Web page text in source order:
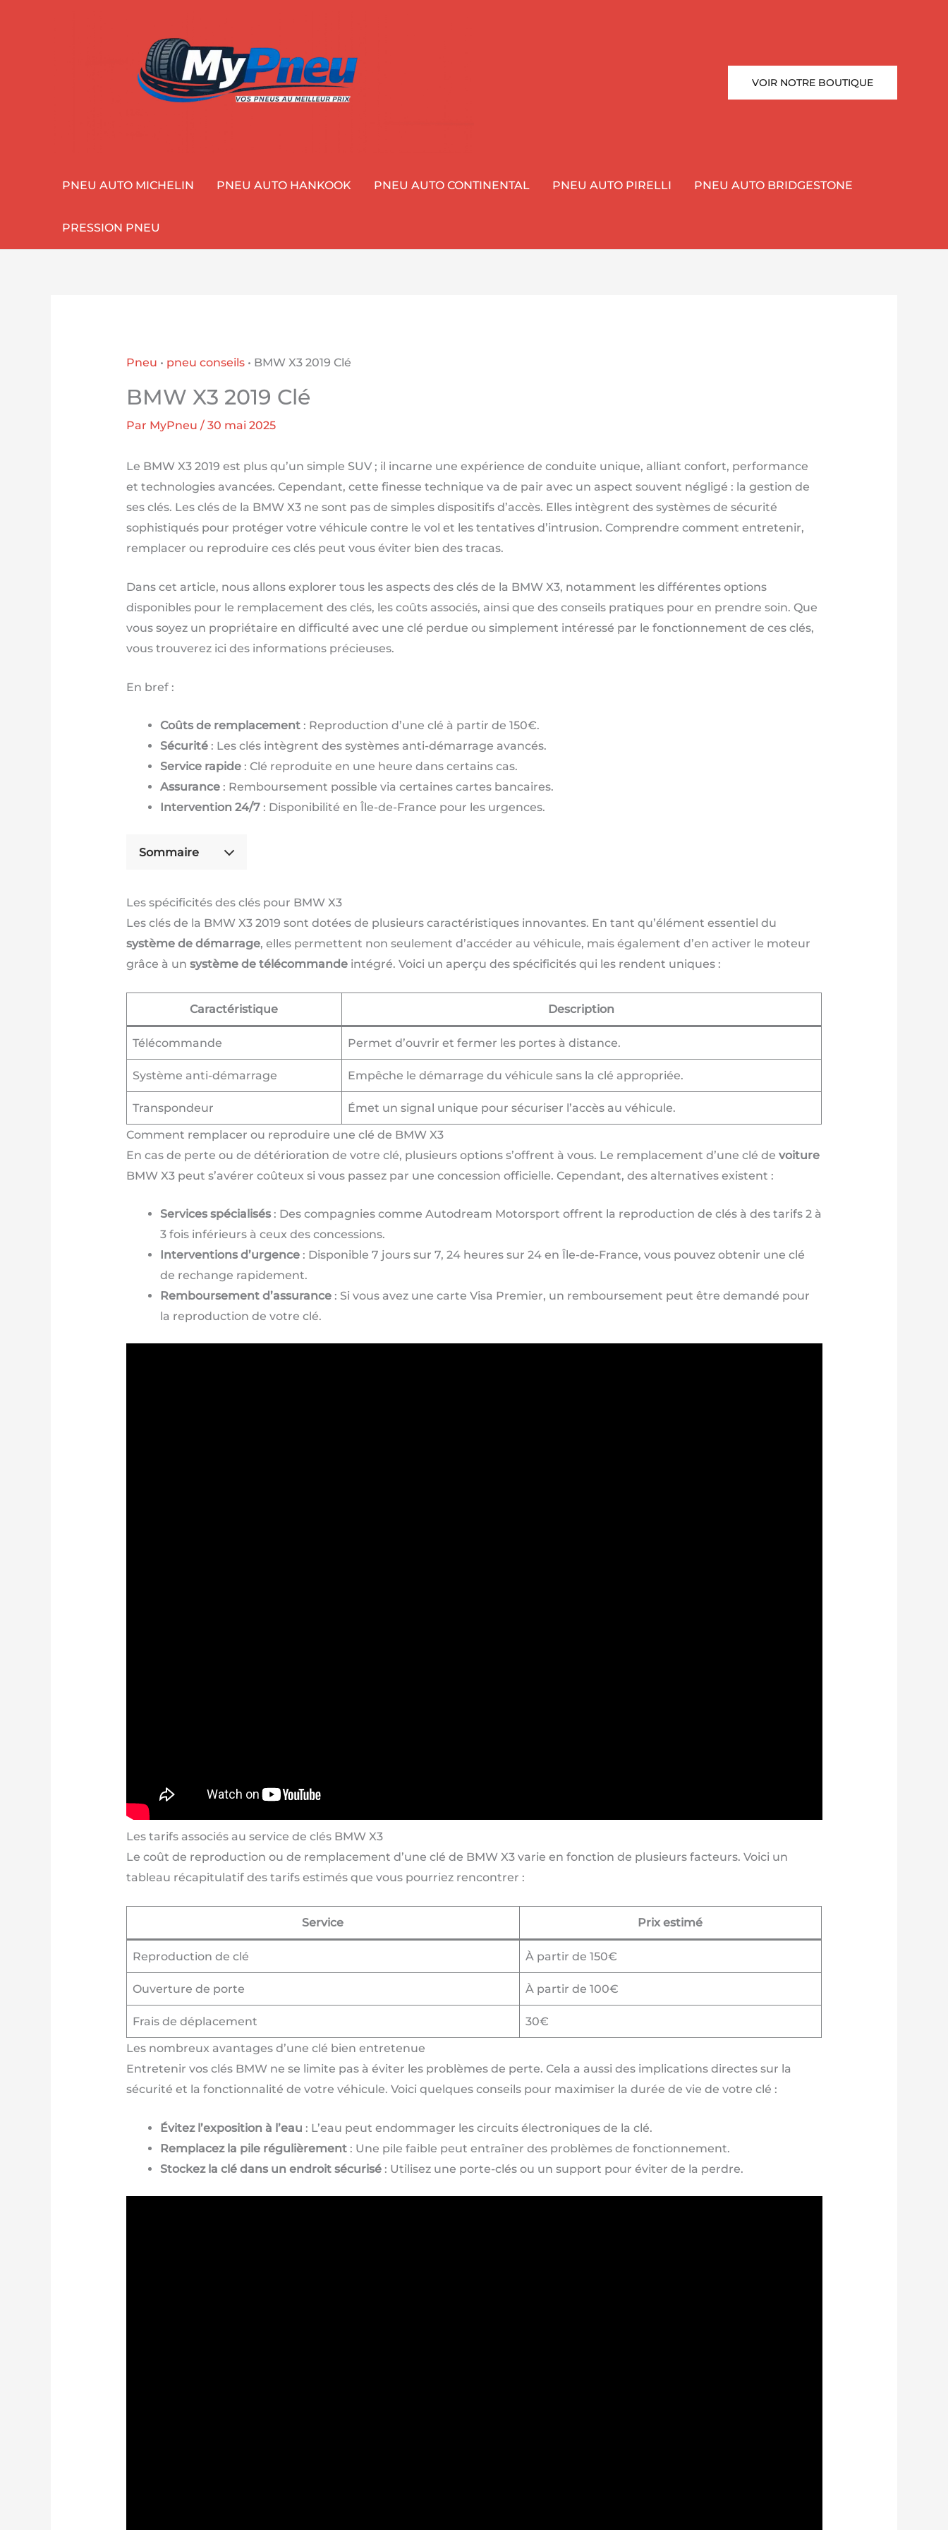
VOIR NOTRE BOUTIQUE
PNEU AUTO MICHELIN PNEU AUTO HANKOOK PNEU AUTO CONTINENTAL PNEU AUTO PIRELLI PNEU AUTO BRIDGESTONE
PRESSION PNEU
Pneu • pneu conseils• BMW X3 2019 Clé
BMW X3 2019 Clé
Par MyPneu / 30 mai 2025
Le BMW X3 2019 est plus qu’un simple SUV ; il incarne une expérience de conduite unique, alliant confort, performance
et technologies avancées. Cependant, cette finesse technique va de pair avec un aspect souvent négligé : la gestion de
ses clés. Les clés de la BMW X3 ne sont pas de simples dispositifs d’accès. Elles intègrent des systèmes de sécurité
sophistiqués pour protéger votre véhicule contre le vol et les tentatives d’intrusion. Comprendre comment entretenir,
remplacer ou reproduire ces clés peut vous éviter bien des tracas.
Dans cet article, nous allons explorer tous les aspects des clés de la BMW X3, notamment les différentes options
disponibles pour le remplacement des clés, les coûts associés, ainsi que des conseils pratiques pour en prendre soin. Que
vous soyez un propriétaire en difficulté avec une clé perdue ou simplement intéressé par le fonctionnement de ces clés,
vous trouverez ici des informations précieuses.
En bref :
Coûts de remplacement: Reproduction d’une clé à partir de 150€.
Sécurité: Les clés intègrent des systèmes anti-démarrage avancés.
Service rapide: Clé reproduite en une heure dans certains cas.
Assurance: Remboursement possible via certaines cartes bancaires.
Intervention 24/7: Disponibilité en Île-de-France pour les urgences.
Sommaire
Les spécificités des clés pour BMW X3
Les clés de la BMW X3 2019 sont dotées de plusieurs caractéristiques innovantes. En tant qu’élément essentiel du
système de démarrage, elles permettent non seulement d’accéder au véhicule, mais également d’en activer le moteur
grâce à un système de télécommandeintégré. Voici un aperçu des spécificités qui les rendent uniques :
Caractéristique Description
Télécommande Permet d’ouvrir et fermer les portes à distance.
Système anti-démarrage Empêche le démarrage du véhicule sans la clé appropriée.
Transpondeur
Émet un signal unique pour sécuriser l’accès au véhicule.
Comment remplacer ou reproduire une clé de BMW X3
En cas de perte ou de détérioration de votre clé, plusieurs options s’offrent à vous. Le remplacement d’une clé de voiture
BMW X3 peut s’avérer coûteux si vous passez par une concession officielle. Cependant, des alternatives existent :
Services spécialisés: Des compagnies comme Autodream Motorsport offrent la reproduction de clés à des tarifs 2 à
3 fois inférieurs à ceux des concessions.
Interventions d’urgence: Disponible 7 jours sur 7, 24 heures sur 24 en Île-de-France, vous pouvez obtenir une clé
de rechange rapidement.
Remboursement d’assurance: Si vous avez une carte Visa Premier, un remboursement peut être demandé pour
la reproduction de votre clé.
Les tarifs associés au service de clés BMW X3
Le coût de reproduction ou de remplacement d’une clé de BMW X3 varie en fonction de plusieurs facteurs. Voici un
tableau récapitulatif des tarifs estimés que vous pourriez rencontrer :
Service Prix estimé
Reproduction de clé À partir de 150€
Ouverture de porte À partir de 100€
Frais de déplacement
30€
Les nombreux avantages d’une clé bien entretenue
Entretenir vos clés BMW ne se limite pas à éviter les problèmes de perte. Cela a aussi des implications directes sur la
sécurité et la fonctionnalité de votre véhicule. Voici quelques conseils pour maximiser la durée de vie de votre clé :
Évitez l’exposition à l’eau : L’eau peut endommager les circuits électroniques de la clé.
Remplacez la pile régulièrement: Une pile faible peut entraîner des problèmes de fonctionnement.
Stockez la clé dans un endroit sécurisé: Utilisez une porte-clés ou un support pour éviter de la perdre.